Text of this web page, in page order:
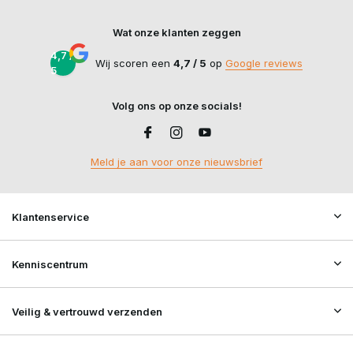
Wat onze klanten zeggen
4,7 /
5
Wij scoren een 4,7 / 5 op Google reviews
Volg ons op onze socials!
Meld je aan voor onze nieuwsbrief
Klantenservice
Kenniscentrum
Veilig & vertrouwd verzenden